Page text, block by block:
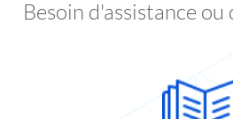
Besoin d'assistance